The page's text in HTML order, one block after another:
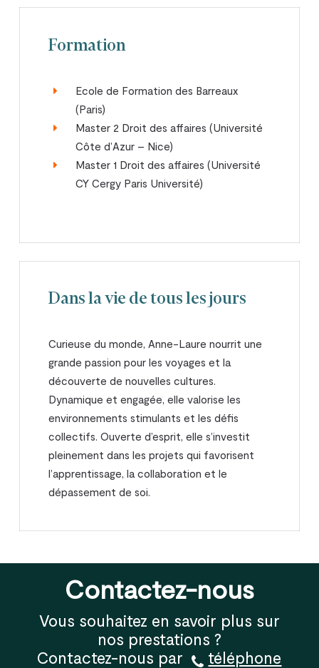
Formation
Ecole de Formation des Barreaux
(Paris)
Master 2 Droit des affaires (Université
Côte d’Azur – Nice)
Master 1 Droit des affaires (Université
CY Cergy Paris Université)
Dans la vie de tous les jours
Curieuse du monde, Anne-Laure nourrit une
grande passion pour les voyages et la
découverte de nouvelles cultures.
Dynamique et engagée, elle valorise les
environnements stimulants et les défis
collectifs. Ouverte d’esprit, elle s’investit
pleinement dans les projets qui favorisent
l’apprentissage, la collaboration et le
dépassement de soi.
Contactez-nous
Vous souhaitez en savoir plus sur
nos prestations ?
Contactez-nous par
téléphone